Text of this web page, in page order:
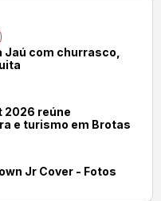
Jaú com churrasco,
2026 reúne
e turismo em Brotas
Jr Cover - Fotos